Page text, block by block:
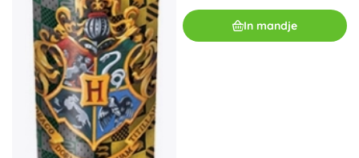
In mandje